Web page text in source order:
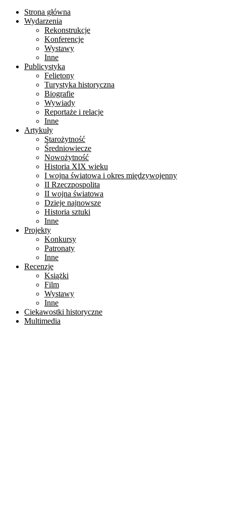
Strona główna
Wydarzenia
Rekonstrukcje
Konferencje
Wystawy
Inne
Publicystyka
Felietony
Turystyka historyczna
Biografie
Wywiady
Reportaże i relacje
Inne
Artykuły
Starożytność
Średniowiecze
Nowożytność
Historia XIX wieku
I wojna światowa i okres międzywojenny
II Rzeczpospolita
II wojna światowa
Dzieje najnowsze
Historia sztuki
Inne
Projekty
Konkursy
Patronaty
Inne
Recenzje
Książki
Film
Wystawy
Inne
Ciekawostki historyczne
Multimedia